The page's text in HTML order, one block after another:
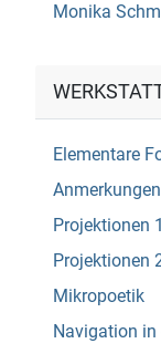
Monika
Elementare
Projektionen 1
Projektionen
Mikropoetik
Navigation in